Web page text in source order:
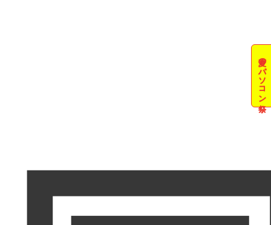
夏のパソコン祭